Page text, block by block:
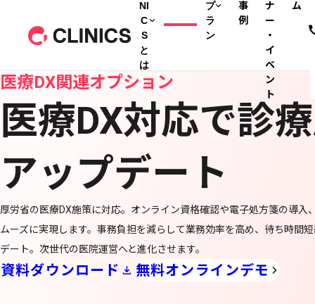
NI
C
S
と
は
プ
ラ
ン
事
例
ナ
ー
・
イ
ベ
ン
ト
ム
医療DX関連オプション
医療DX対応で診
アップデート
厚労省の医療DX施策に対応。オンライン資格確認や電子処方箋の導入
ムーズに実現します。事務負担を減らして業務効率を高め、待ち時間
デート。次世代の医院運営へと進化させます。
資料ダウンロード 無料オンラインデモ